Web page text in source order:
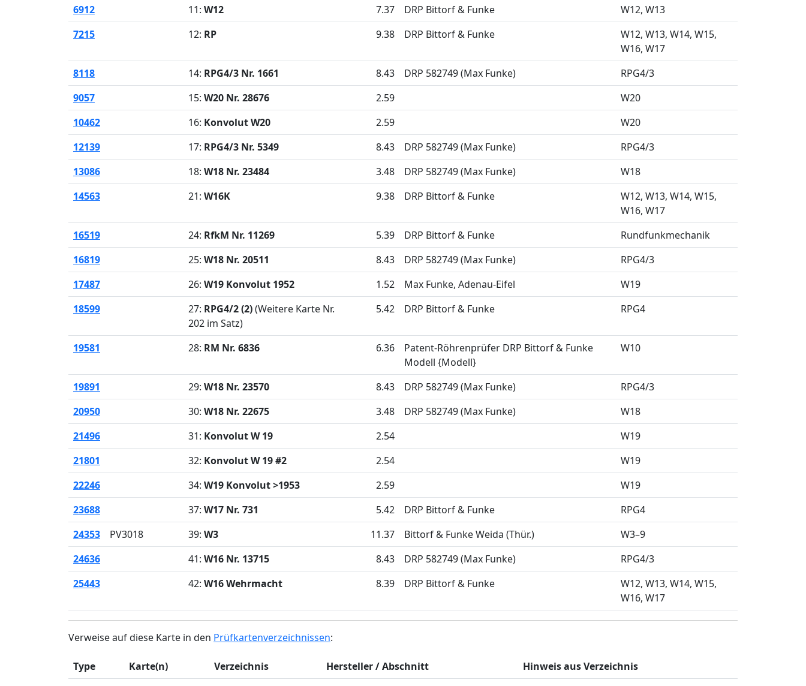
6912
11: W12 7.37 DRP Bittorf & Funke W12 W13
7215
12: RP 9.38 DRP Bittorf & Funke W12 W13 W14 W15
W16 W17
8118
14: RPG4/3 Nr. 1661 8.43 DRP 582749 (Max Funke)
RPG4/3
9057
15: W20 Nr. 28676 2.59
W20
10462
16: Konvolut W20 2.59
W20
12139
17: RPG4/3 Nr. 5349 8.43 DRP 582749 (Max Funke)
RPG4/3
13086
18: W18 Nr. 23484 3.48 DRP 582749 (Max Funke)
W18
14563
21: W16K 9.38 DRP Bittorf & Funke W12 W13 W14 W15
W16 W17
16519
24: RfkM Nr. 11269 5.39 DRP Bittorf & Funke
Rundfunkmechanik
16819
25: W18 Nr. 20511 8.43 DRP 582749 (Max Funke)
RPG4/3
17487
26: W19 Konvolut 1952 1.52 Max Funke, Adenau-Eifel
W19
18599
27: RPG4/2 (2)(Weitere Karte Nr.
202 im Satz)
5.42 DRP Bittorf & Funke RPG4
19581 28: RM Nr. 6836 6.36
Patent-Röhrenprüfer DRP Bittorf & Funke
Modell {Modell}
W10
19891 29: W18 Nr. 23570 8.43 DRP 582749 (Max Funke)
RPG4/3
20950
30: W18 Nr. 22675 3.48 DRP 582749 (Max Funke)
W18
21496
31: Konvolut W 19 2.54
W19
21801
32: Konvolut W 19 #2 2.54
W19
22246
34: W19 Konvolut >1953 2.59
W19
23688
37: W17 Nr. 731 5.42 DRP Bittorf & Funke
RPG4
24353
PV3018 39: W3 11.37 Bittorf & Funke Weida (Thür.)
W3–9
24636
41: W16 Nr. 13715 8.43 DRP 582749 (Max Funke)
RPG4/3
25443
42: W16 Wehrmacht 8.39 DRP Bittorf & Funke W12 W13 W14 W15
W16 W17
Verweise auf diese Karte in den Prüfkartenverzeichnissen:
Type Karte(n) Verzeichnis Hersteller / Abschnitt Hinweis aus Verzeichnis